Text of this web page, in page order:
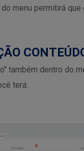
menu permitirá
também dentro do
terá: